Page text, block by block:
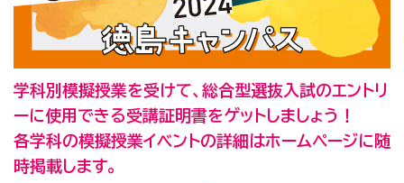
学科別模擬授業を受けて、総合型選抜入試のエントリ
ーに使用できる受講証明書をゲットしましょう ！
各学科の模擬授業イベントの詳細はホームページに随
時掲載します。